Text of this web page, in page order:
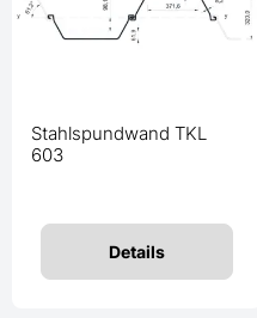
Stahlspundwand TKL
603
Details